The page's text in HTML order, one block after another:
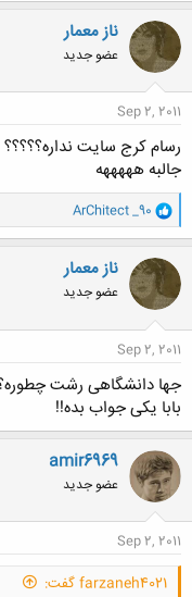
ناز معمار
عضو جدید
Sep 2, 2011
رسام کرج سایت نداره؟؟؟؟؟
جالبه هههههه
و
ا
ک
ن
ش
ه
ا
ArChitect _90
ناز معمار
عضو جدید
Sep 2, 2011
جها دانشگاهی رشت
بابا یکی جواب بده!!
amir6969
عضو جدید
Sep 2, 2011
farzaneh4021 گفت: